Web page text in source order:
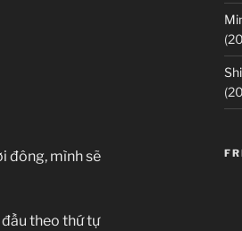
đông, mình sẽ
theo thứ tự